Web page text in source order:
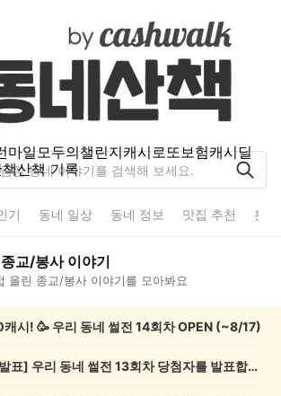
마일모두의챌린지캐시로또보험캐시딜
산책 기록
기 동네 일상 동네 정보 맛집 추천 분
종교/봉사이야기
올린 종교/봉사 이야기를 모아봐요
시! 🥳 우리 동네 썰전 14회차 OPEN (~8/17)
💰[당첨자 발표] 우리 동네 썰전 13회차 당첨자를 발표합니다!